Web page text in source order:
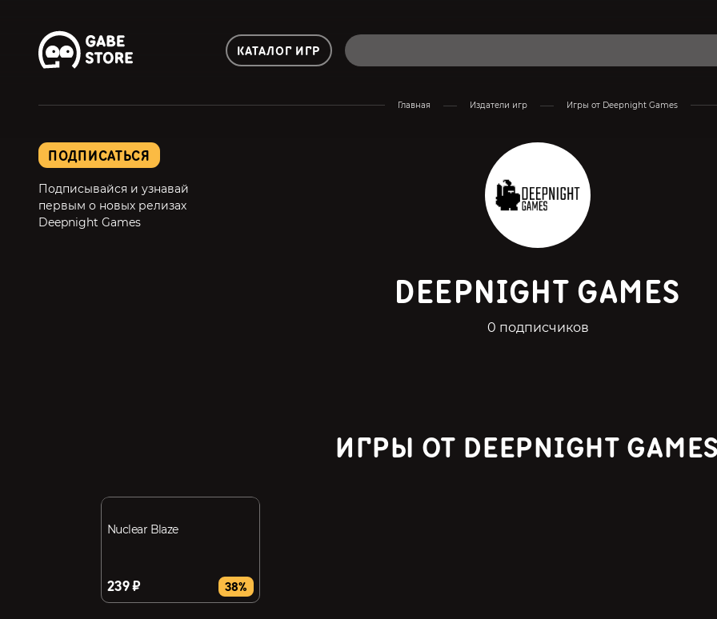
КАТАЛОГ ИГР
Главная Издатели игр Игры от Deepnight Games
ПОДПИСАТЬСЯ
Подписывайся и узнавай
первым о новых релизах
Deepnight Games
DEEPNIGHT GAMES
0 подписчиков
ИГРЫ ОТ DEEPNIGHT
Nuclear Blaze
239 ₽ 38%